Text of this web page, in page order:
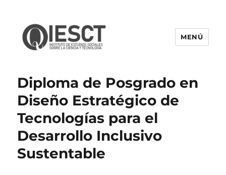
MENÚ
Diploma de Posgrado en
Diseño Estratégico de
Tecnologías para el
Desarrollo Inclusivo
Sustentable